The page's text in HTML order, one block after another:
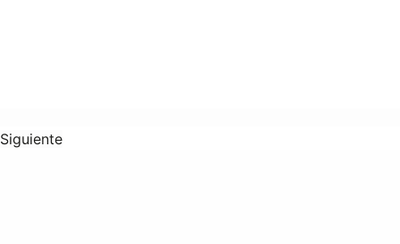
Siguiente